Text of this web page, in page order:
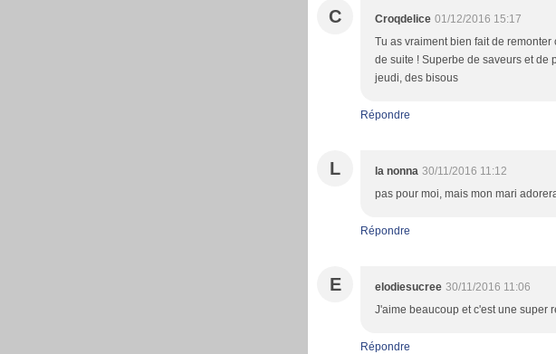
C Croqdelice 01/12/2016 15:17
Tu as vraiment bien fait de
de suite ! Superbe de saveurs et de
jeudi, des bisous
Répondre
L la nonna 30/11/2016 11:12
pas pour moi, mais mon mari
Répondre
E elodiesucree 30/11/2016 11:06
J'aime beaucoup et c'est une super
Répondre